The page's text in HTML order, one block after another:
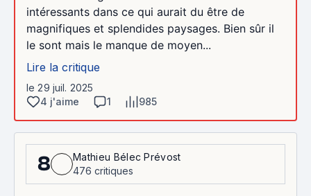
intéressants dans ce qui aurait du être de
magnifiques et splendides paysages. Bien sûr il
le sont mais le manque de moyen...
Lire la critique
le 29 juil. 2025
4 j'aime
1 985
8
Mathieu Bélec Prévost
476 critiques